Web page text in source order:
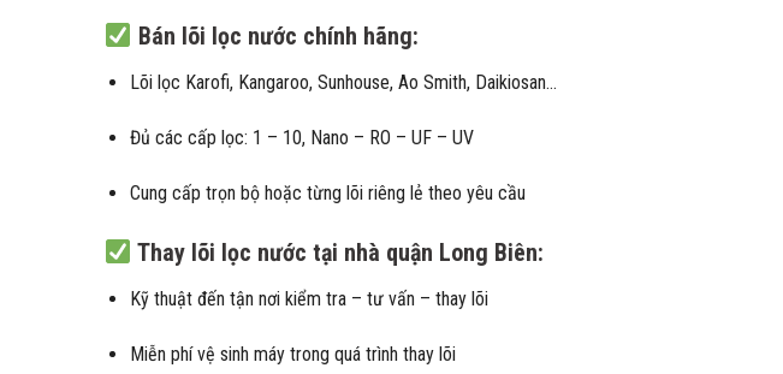
Bán lõi lọc nước chính hãng:
Lõi lọc Karofi, Kangaroo, Sunhouse, Ao Smith, Daikiosan…
Đủ các cấp lọc: 1 – 10, Nano – RO – UF – UV
Cung cấp trọn bộ hoặc từng lõi riêng lẻ theo yêu cầu
Thay lõi lọc nước tại nhà quận Long Biên:
Kỹ thuật đến tận nơi kiểm tra – tư vấn – thay lõi
Miễn phí vệ sinh máy trong quá trình thay lõi